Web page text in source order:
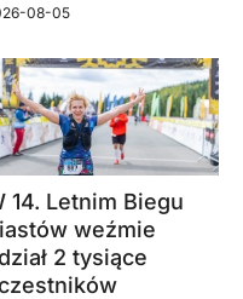
08-05
14. Letnim Biegu
weźmie
2 tysiące